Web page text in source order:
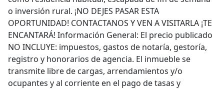
o inversión rural. ¡NO DEJES PASAR ESTA
OPORTUNIDAD! CONTACTANOS Y VEN A VISITARLA ¡TE
ENCANTARÁ! Información General: El precio publicado
NO INCLUYE: impuestos, gastos de notaría, gestoría,
registro y honorarios de agencia. El inmueble se
transmite libre de cargas, arrendamientos y/o
ocupantes y al corriente en el pago de tasas y